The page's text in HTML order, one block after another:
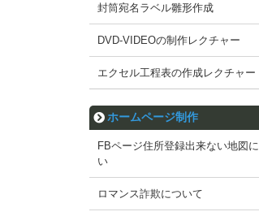
封筒宛名ラベル雛形作成
DVD-VIDEOの制作レクチャー
エクセル工程表の作成レクチャー
ホームページ制作
FBページ住所登録出来ない地図
い
ロマンス詐欺について